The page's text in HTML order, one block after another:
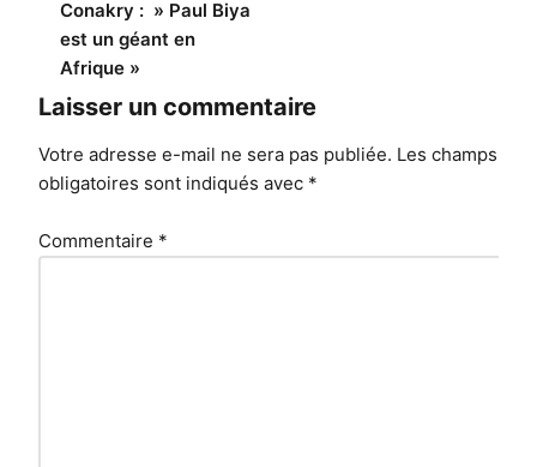
Conakry : » Paul Biya
est un géant en
Afrique »
Laisser un commentaire
Votre adresse e-mail ne sera pas publiée. Les champs
obligatoires sont indiqués avec *
Commentaire *